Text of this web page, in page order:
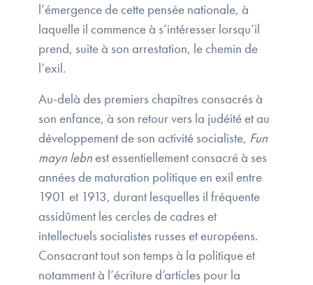
l’émergence de cette pensée nationale, à
laquelle il commence à s’intéresser lorsqu’il
prend, suite à son arrestation, le chemin de
l’exil.
Au-delà des premiers chapitres consacrés à
son enfance, à son retour vers la judéité et au
développement de son activité socialiste, Fun
mayn lebnest essentiellement consacré à ses
années de maturation politique en exil entre
1901 et 1913, durant lesquelles il fréquente
assidûment les cercles de cadres et
intellectuels socialistes russes et européens.
Consacrant tout son temps à la politique et
notamment à l’écriture d’articles pour la